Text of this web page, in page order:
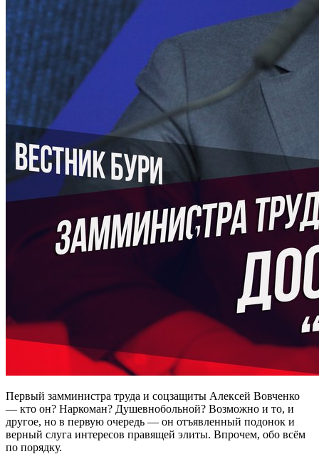
Первый замминистра труда и соцзащиты Алексей Вовченко
— кто он? Наркоман? Душевнобольной? Возможно и то, и
другое, но в первую очередь — он отъявленный подонок и
верный слуга интересов правящей элиты. Впрочем, обо всём
по порядку.